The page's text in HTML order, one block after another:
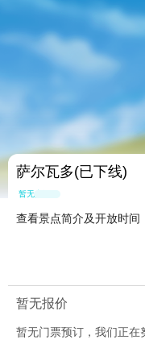
萨尔瓦多(已下线)
暂无点评
查看景点简介及开放时间
暂无报价
暂无门票预订，我们正在